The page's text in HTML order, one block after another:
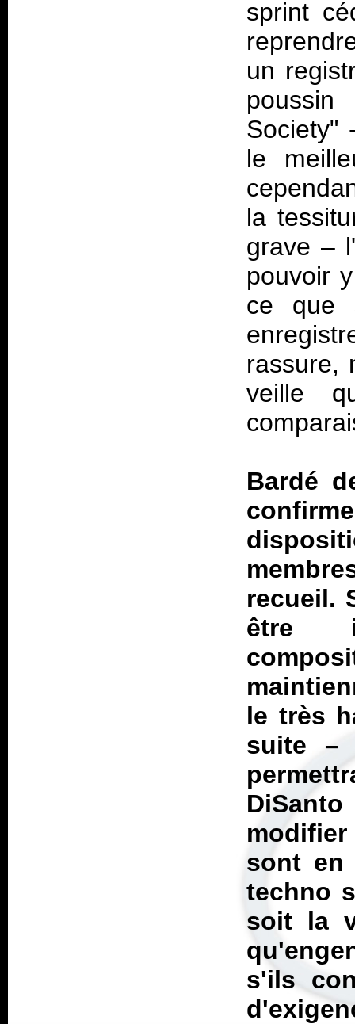
sprint
un
Society"
le
la
grave –
pouvoir
ce que
rassure,
veille
Bardé
recueil.
être
le très
suite
sont en
techno
soit la
s'ils